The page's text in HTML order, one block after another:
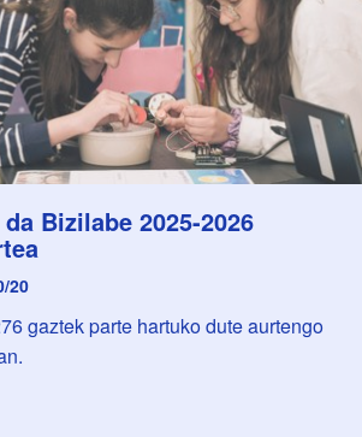
Bizilabe 2025-2026
20
gaztek parte hartuko dute aurtengo